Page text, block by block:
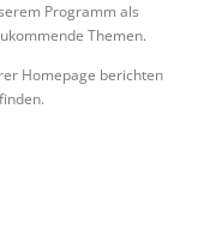
Programm als
Themen.
Homepage berichten